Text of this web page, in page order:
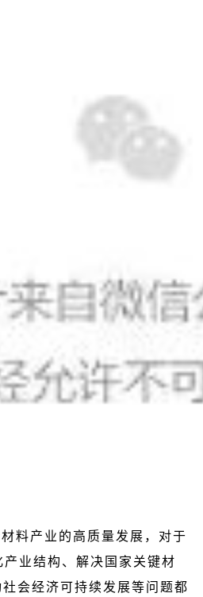
料产业的高质量发展，对于
业结构、解决国家关键材
会经济可持续发展等问题都